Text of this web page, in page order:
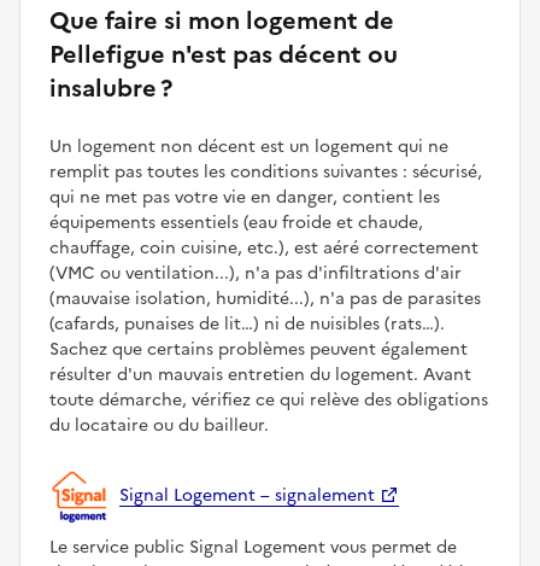
Que faire si mon logement de
Pellefigue n'est pas décent ou
insalubre ?
Un logement non décent est un logement qui ne
remplit pas toutes les conditions suivantes : sécurisé,
qui ne met pas votre vie en danger, contient les
équipements essentiels (eau froide et chaude,
chauffage, coin cuisine, etc.), est aéré correctement
(VMC ou ventilation...), n'a pas d'infiltrations d'air
(mauvaise isolation, humidité...), n'a pas de parasites
(cafards, punaises de lit…) ni de nuisibles (rats…).
Sachez que certains problèmes peuvent également
résulter d'un mauvais entretien du logement. Avant
toute démarche, vérifiez ce qui relève des obligations
du locataire ou du bailleur.
Signal Logement – signalement
Le service public Signal Logement vous permet de